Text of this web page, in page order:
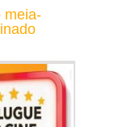
meia-